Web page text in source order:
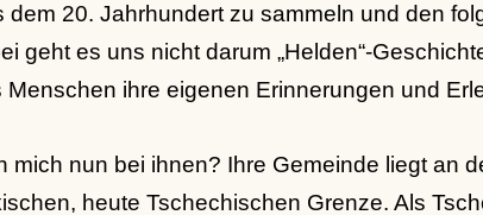
dem 20. Jahrhundert zu sammeln und den
geht es uns nicht darum „Helden“-
Menschen ihre eigenen Erinnerungen und
mich nun bei ihnen? Ihre Gemeinde liegt an
heute Tschechischen Grenze. Als